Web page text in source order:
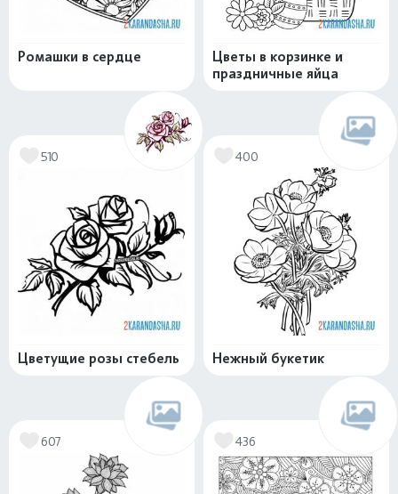
Ромашки в сердце
Цветы в корзинке и
праздничные яйца
510
Цветущие розы стебель
400
Нежный букетик
607 436